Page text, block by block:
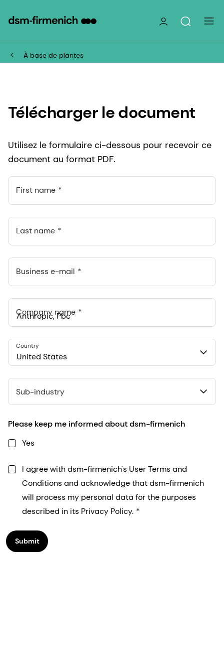
À base de plantes
Télécharger le document
Utilisez le formulaire ci-dessous pour recevoir ce
document au format PDF.
First name
Last name
Business e-mail
Company name
548 Market St Pmb 90375, San Francisco, California, US
United States
Country
Sub-industry
Please keep me informed about dsm-firmenich
Yes
I agree with dsm-firmenich's User Terms and
Conditions and acknowledge that dsm-firmenich
will process my personal data for the purposes
described in its Privacy Policy.
Submit